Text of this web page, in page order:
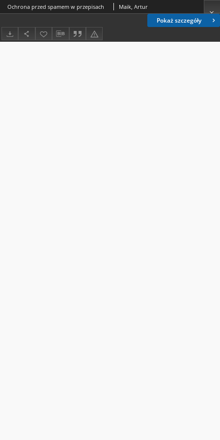
Pokaż szczegóły
Ochrona przed spamem w przepisach Maik, Artur